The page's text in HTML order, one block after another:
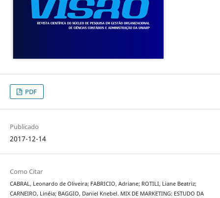
PDF
Publicado
2017-12-14
Como Citar
CABRAL, Leonardo de Oliveira; FABRICIO, Adriane; ROTILI, Liane Beatriz;
CARNEIRO, Linéia; BAGGIO, Daniel Knebel. MIX DE MARKETING: ESTUDO DA